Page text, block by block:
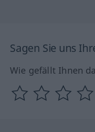
Sagen Sie uns
Wie gefällt Ihnen